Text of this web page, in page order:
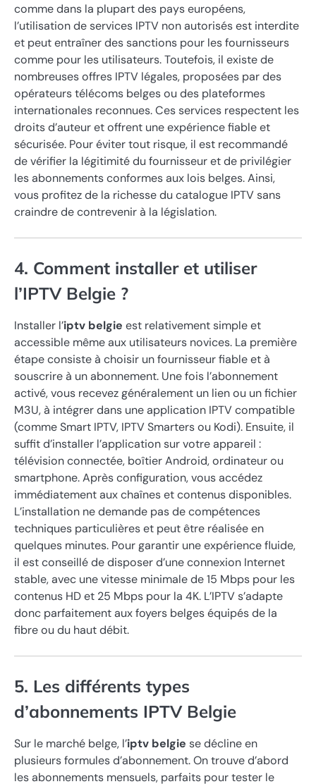
comme dans la plupart des pays européens,
l’utilisation de services IPTV non autorisés est interdite
et peut entraîner des sanctions pour les fournisseurs
comme pour les utilisateurs. Toutefois, il existe de
nombreuses offres IPTV légales, proposées par des
opérateurs télécoms belges ou des plateformes
internationales reconnues. Ces services respectent les
droits d’auteur et offrent une expérience fiable et
sécurisée. Pour éviter tout risque, il est recommandé
de vérifier la légitimité du fournisseur et de privilégier
les abonnements conformes aux lois belges. Ainsi,
vous profitez de la richesse du catalogue IPTV sans
craindre de contrevenir à la législation.
4. Comment installer et utiliser
l’IPTV Belgie ?
Installer l’iptv belgie est relativement simple et
accessible même aux utilisateurs novices. La première
étape consiste à choisir un fournisseur fiable et à
souscrire à un abonnement. Une fois l’abonnement
activé, vous recevez généralement un lien ou un fichier
M3U, à intégrer dans une application IPTV compatible
(comme Smart IPTV, IPTV Smarters ou Kodi). Ensuite, il
suffit d’installer l’application sur votre appareil :
télévision connectée, boîtier Android, ordinateur ou
smartphone. Après configuration, vous accédez
immédiatement aux chaînes et contenus disponibles.
L’installation ne demande pas de compétences
techniques particulières et peut être réalisée en
quelques minutes. Pour garantir une expérience fluide,
il est conseillé de disposer d’une connexion Internet
stable, avec une vitesse minimale de 15 Mbps pour les
contenus HD et 25 Mbps pour la 4K. L’IPTV s’adapte
donc parfaitement aux foyers belges équipés de la
fibre ou du haut débit.
5. Les différents types
d’abonnements IPTV Belgie
Sur le marché belge, l’iptv belgie se décline en
plusieurs formules d’abonnement. On trouve d’abord
les abonnements mensuels, parfaits pour tester le